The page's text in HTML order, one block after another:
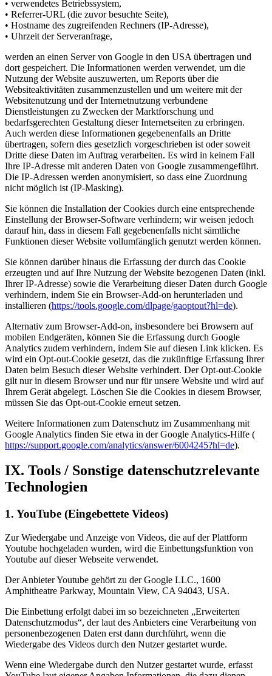
• verwendetes Betriebssystem,
• Referrer-URL (die zuvor besuchte Seite),
• Hostname des zugreifenden Rechners (IP-Adresse),
• Uhrzeit der Serveranfrage,
werden an einen Server von Google in den USA übertragen und
dort gespeichert. Die Informationen werden verwendet, um die
Nutzung der Website auszuwerten, um Reports über die
Websiteaktivitäten zusammenzustellen und um weitere mit der
Websitenutzung und der Internetnutzung verbundene
Dienstleistungen zu Zwecken der Marktforschung und
bedarfsgerechten Gestaltung dieser Internetseiten zu erbringen.
Auch werden diese Informationen gegebenenfalls an Dritte
übertragen, sofern dies gesetzlich vorgeschrieben ist oder soweit
Dritte diese Daten im Auftrag verarbeiten. Es wird in keinem Fall
Ihre IP-Adresse mit anderen Daten von Google zusammengeführt.
Die IP-Adressen werden anonymisiert, so dass eine Zuordnung
nicht möglich ist (IP-Masking).
Sie können die Installation der Cookies durch eine entsprechende
Einstellung der Browser-Software verhindern; wir weisen jedoch
darauf hin, dass in diesem Fall gegebenenfalls nicht sämtliche
Funktionen dieser Website vollumfänglich genutzt werden können.
Sie können darüber hinaus die Erfassung der durch das Cookie
erzeugten und auf Ihre Nutzung der Website bezogenen Daten (inkl.
Ihrer IP-Adresse) sowie die Verarbeitung dieser Daten durch Google
verhindern, indem Sie ein Browser-Add-on herunterladen und
installieren (https://tools.google.com/dlpage/gaoptout?hl=de).
Alternativ zum Browser-Add-on, insbesondere bei Browsern auf
mobilen Endgeräten, können Sie die Erfassung durch Google
Analytics zudem verhindern, indem Sie auf diesen Link klicken. Es
wird ein Opt-out-Cookie gesetzt, das die zukünftige Erfassung Ihrer
Daten beim Besuch dieser Website verhindert. Der Opt-out-Cookie
gilt nur in diesem Browser und nur für unsere Website und wird auf
Ihrem Gerät abgelegt. Löschen Sie die Cookies in diesem Browser,
müssen Sie das Opt-out-Cookie erneut setzen.
Weitere Informationen zum Datenschutz im Zusammenhang mit
Google Analytics finden Sie etwa in der Google Analytics-Hilfe (
https://support.google.com/analytics/answer/6004245?hl=de).
IX. Tools / Sonstige datenschutzrelevante
Technologien
1. YouTube (Eingebettete Videos)
Zur Wiedergabe und Anzeige von Videos, die auf der Plattform
Youtube hochgeladen wurden, wird die Einbettungsfunktion von
Youtube auf dieser Webseite verwendet.
Der Anbieter Youtube gehört zu der Google LLC., 1600
Amphitheatre Parkway, Mountain View, CA 94043, USA.
Die Einbettung erfolgt dabei im so bezeichneten „Erweiterten
Datenschutzmodus“, der laut des Anbieters eine Verarbeitung von
personenbezogenen Daten erst dann durchführt, wenn die
Wiedergabe des Videos durch den Nutzer gestartet wurde.
Wenn eine Wiedergabe durch den Nutzer gestartet wurde, erfasst